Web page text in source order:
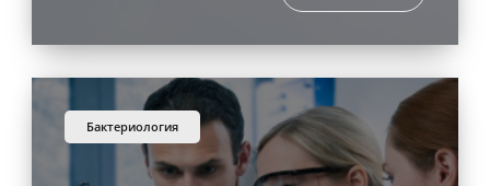
бактериология